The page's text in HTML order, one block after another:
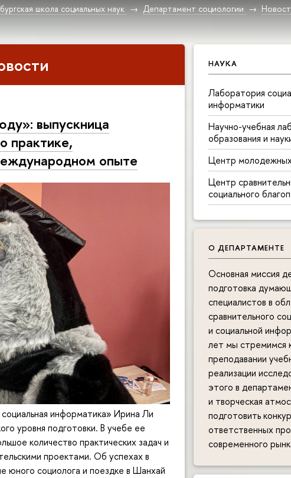
школа социальных наук Департамент социологии
НАУКА
Лаборатория
информатики
Научно-учебная
образования и
Центр
Центр
социального
О ДЕПАРТАМЕНТЕ
Основная миссия
подготовка
специалистов в
сравнительного
и социальной
лет мы стремимся
преподавании
реализации
этого в
и творческая
подготовить
ответственных
современного
выпускница
практике,
опыте
информатика» Ирина Ли
уровня подготовки. В учебе ее
количество практических задач и
проектами. Об успехах в
юного социолога и поездке в Шанхай